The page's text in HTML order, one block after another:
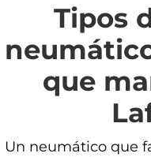
Tipos
que
Un neumático que